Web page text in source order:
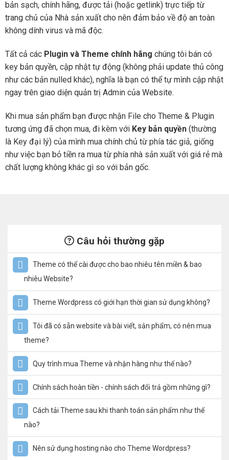
bản sạch, chính hãng, được tải (hoặc getlink) trực tiếp từ
trang chủ của Nhà sản xuất cho nên đảm bảo về độ an toàn
không dính virus và mã độc.
Tất cả các Plugin và Theme chính hãng chúng tôi bán có
key bản quyền, cập nhật tự động (không phải update thủ công
như các bản nulled khác), nghĩa là bạn có thể tự mình cập nhật
ngay trên giao diện quản trị Admin của Website.
Khi mua sản phẩm bạn được nhận File cho Theme & Plugin
tương ứng đã chọn mua, đi kèm với Key bản quyền (thường
là Key đại lý) của mình mua chính chủ từ phía tác giả, giống
như việc bạn bỏ tiền ra mua từ phía nhà sản xuất với giá rẻ mà
chất lượng không khác gì so với bản gốc.
Câu hỏi thường gặp
Theme có thể cài được cho bao nhiêu tên miền & bao
nhiêu Website?
Theme Wordpress có giới hạn thời gian sử dụng không?
Tôi đã có sẵn website và bài viết, sản phẩm, có nên mua
theme?
Quy trình mua Theme và nhận hàng như thế nào?
Chính sách hoàn tiền - chính sách đổi trả gồm những gì?
Cách tải Theme sau khi thanh toán sản phẩm như thế
nào?
Nên sử dụng hosting nào cho Theme Wordpress?